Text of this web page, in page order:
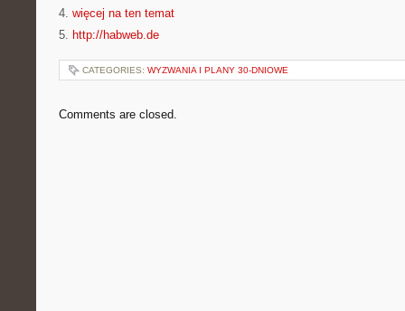
4. więcej na ten temat
5. http://habweb.de
CATEGORIES: WYZWANIA I PLANY 30-DNIOWE
Comments are closed.